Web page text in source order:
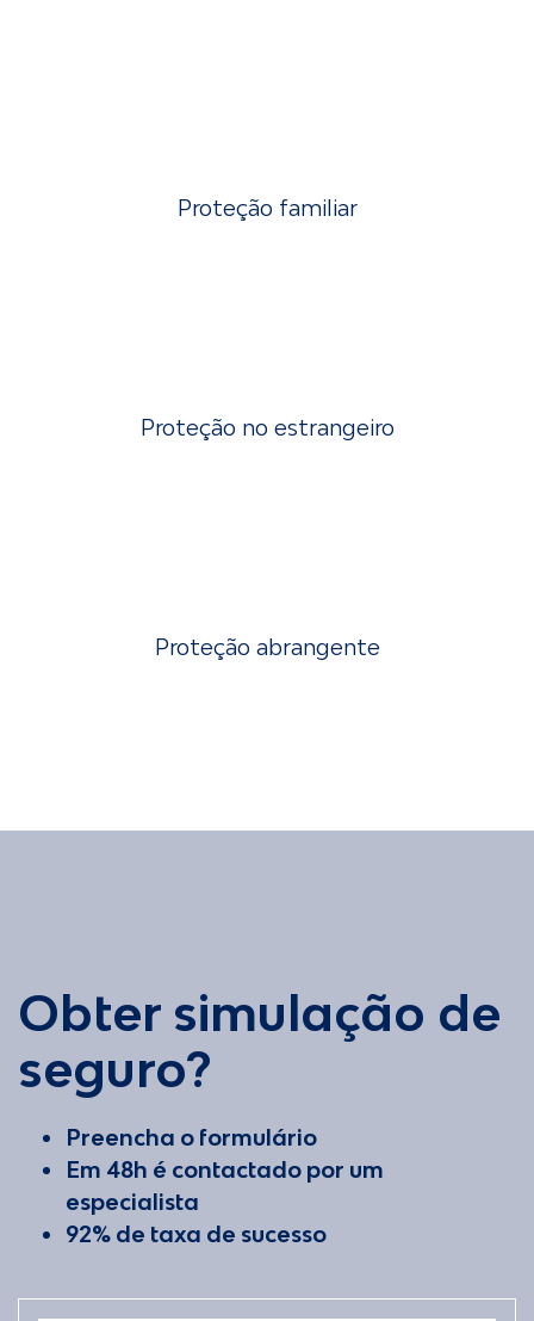
Proteção familiar
Proteção no estrangeiro
Proteção abrangente
Obter simulação de
seguro?
Preencha o formulário
Em 48h é contactado por um
especialista
92% de taxa de sucesso